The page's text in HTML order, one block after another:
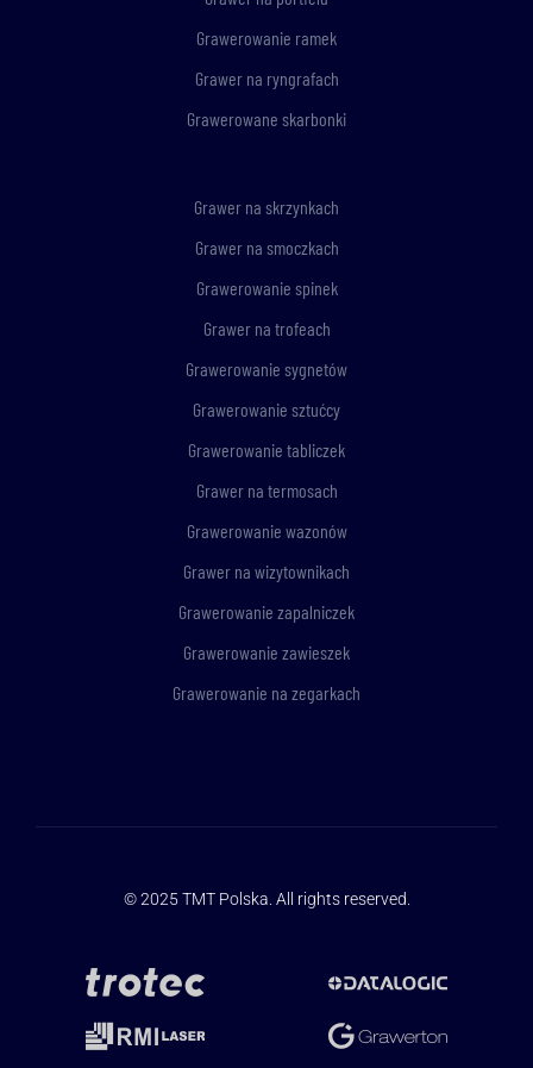
Grawerowanie ramek
Grawer na ryngrafach
Grawerowane skarbonki
Grawer na skrzynkach
Grawer na smoczkach
Grawerowanie spinek
Grawer na trofeach
Grawerowanie sygnetów
Grawerowanie sztućcy
Grawerowanie tabliczek
Grawer na termosach
Grawerowanie wazonów
Grawer na wizytownikach
Grawerowanie zapalniczek
Grawerowanie zawieszek
Grawerowanie na zegarkach
© 2025 TMT Polska . All rights reserved.